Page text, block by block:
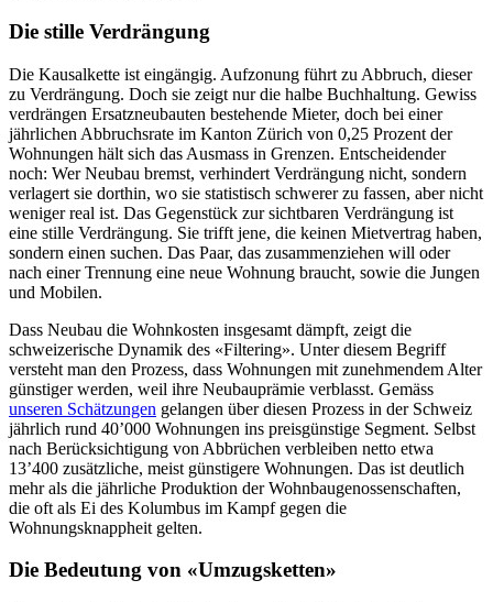
Die stille Verdrängung
Die Kausalkette ist eingängig. Aufzonung führt zu Abbruch, dieser
zu Verdrängung. Doch sie zeigt nur die halbe Buchhaltung. Gewiss
verdrängen Ersatzneubauten bestehende Mieter, doch bei einer
jährlichen Abbruchsrate im Kanton Zürich von 0,25 Prozent der
Wohnungen hält sich das Ausmass in Grenzen. Entscheidender
noch: Wer Neubau bremst, verhindert Verdrängung nicht, sondern
verlagert sie dorthin, wo sie statistisch schwerer zu fassen, aber nicht
weniger real ist. Das Gegenstück zur sichtbaren Verdrängung ist
eine stille Verdrängung. Sie trifft jene, die keinen Mietvertrag haben,
sondern einen suchen. Das Paar, das zusammenziehen will oder
nach einer Trennung eine neue Wohnung braucht, sowie die Jungen
und Mobilen.
Dass Neubau die Wohnkosten insgesamt dämpft, zeigt die
schweizerische Dynamik des «Filtering». Unter diesem Begriff
versteht man den Prozess, dass Wohnungen mit zunehmendem Alter
günstiger werden, weil ihre Neubauprämie verblasst. Gemäss
unseren Schätzungen gelangen über diesen Prozess in der Schweiz
jährlich rund 40’000 Wohnungen ins preisgünstige Segment. Selbst
nach Berücksichtigung von Abbrüchen verbleiben netto etwa
13’400 zusätzliche, meist günstigere Wohnungen. Das ist deutlich
mehr als die jährliche Produktion der Wohnbaugenossenschaften,
die oft als Ei des Kolumbus im Kampf gegen die
Wohnungsknappheit gelten.
Die Bedeutung von «Umzugsketten»